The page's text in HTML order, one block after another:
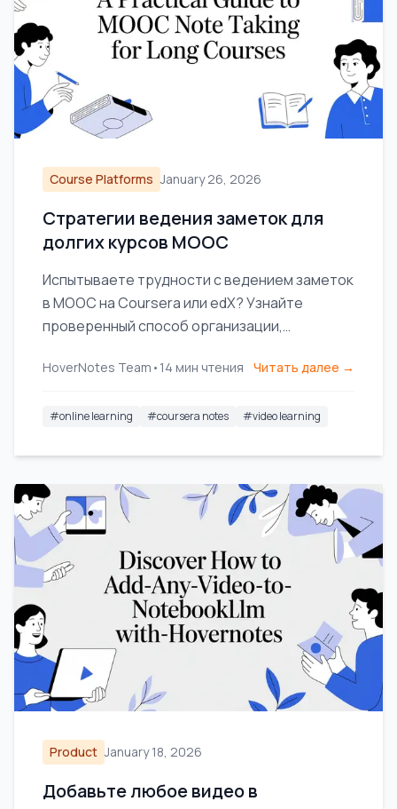
Course Platforms January 26, 2026
Стратегии ведения заметок для
долгих курсов MOOC
Испытываете трудности с ведением заметок
в MOOC на Coursera или edX? Узнайте
проверенный способ организации,
длительных курсов без выгорания.
HoverNotes Team • 14 мин чтения Читать далее →
#online learning #coursera notes #video learning
Product January 18, 2026
Добавьте любое видео в